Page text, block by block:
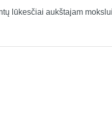
lūkesčiai aukštajam